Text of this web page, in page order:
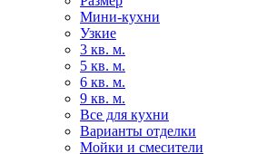
Мини-кухни
Узкие
3 кв. м.
5 кв. м.
6 кв. м.
9 кв. м.
Все для кухни
Варианты отделки
Мойки и смесители